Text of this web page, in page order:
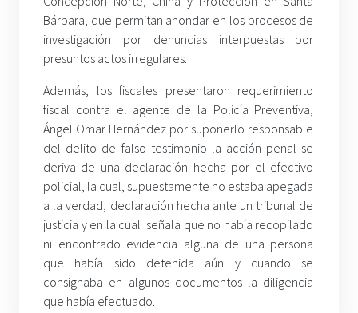
Bárbara, que permitan ahondar en los procesos de
investigación por denuncias interpuestas por
presuntos actos irregulares.
Además, los fiscales presentaron requerimiento
fiscal contra el agente de la Policía Preventiva,
Ángel Omar Hernández por suponerlo responsable
del delito de falso testimonio la acción penal se
deriva de una declaración hecha por el efectivo
policial, la cual, supuestamente no estaba apegada
a la verdad, declaración hecha ante un tribunal de
justicia y en la cual señala que no había recopilado
ni encontrado evidencia alguna de una persona
que había sido detenida aún y cuando se
consignaba en algunos documentos la diligencia
que había efectuado.